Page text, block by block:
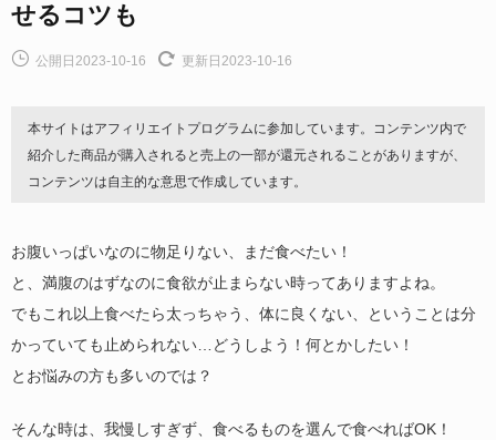
せるコツも
公開日2023-10-16 更新日2023-10-16
本サイトはアフィリエイトプログラムに参加しています。コンテンツ内で
紹介した商品が購入されると売上の一部が還元されることがありますが、
コンテンツは自主的な意思で作成しています。
お腹いっぱいなのに物足りない、まだ食べたい！
と、満腹のはずなのに食欲が止まらない時ってありますよね。
でもこれ以上食べたら太っちゃう、体に良くない、ということは分
かっていても止められない…どうしよう！何とかしたい！
とお悩みの方も多いのでは？
そんな時は、我慢しすぎず、食べるものを選んで食べればOK！